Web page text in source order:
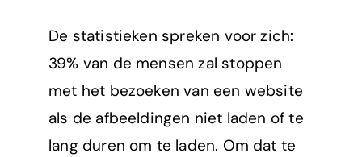
De statistieken spreken voor zich:
39% van de mensen zal stoppen
met het bezoeken van een website
als de afbeeldingen niet laden of te
lang duren om te laden. Om dat te